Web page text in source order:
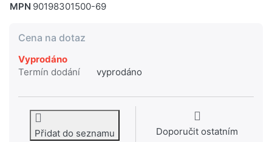
MPN 90198301500-69
Cena na dotaz
Vyprodáno
Termín dodání
vyprodáno
Přidat do seznamu Doporučit ostatním